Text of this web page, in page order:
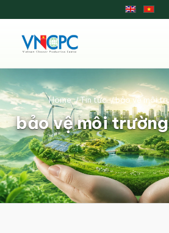
bảo vệ môi
Home /Tin tức /bảo vệ môi